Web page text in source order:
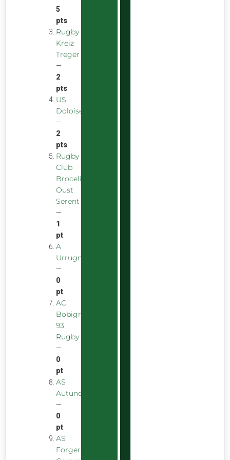
5
pts
Rugby
Kreiz
Treger
—
2
pts
US
Doloise
—
2
pts
Rugby
Club
Broceliande
Oust
Serent
—
1
pt
A
Urrugnarrak
—
0
pt
AC
Bobigny
93
Rugby
—
0
pt
AS
Autunoise
—
0
pt
AS
Forgeron